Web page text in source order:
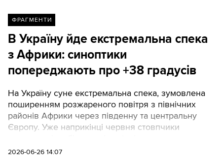
ФРАГМЕНТИ
В Україну йде екстремальна спека
з Африки: синоптики
попереджають про +38 градусів
На Україну суне екстремальна спека, зумовлена
поширенням розжареного повітря з північних
районів Африки через південну та центральну
Європу. Уже наприкінці червня стовпчики
позначку у 30 градусів, а в окремих областях
2026-06-26 14:07